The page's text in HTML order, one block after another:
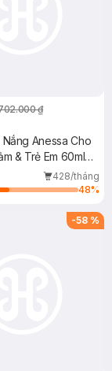
₫
Anessa Cho
& Trẻ Em 60ml
428/tháng
48%
-58 %